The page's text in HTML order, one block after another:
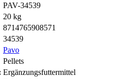
PAV-34539
20 kg
8714765908571
34539
Pavo
Pellets
Ergänzungsfuttermittel